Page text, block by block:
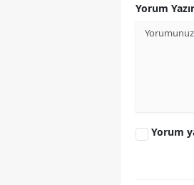
Yorum
Yorum